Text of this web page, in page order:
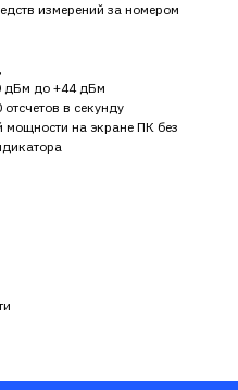
измерений за номером
дБм до +44 дБм
в секунду
мощности на экране ПК без